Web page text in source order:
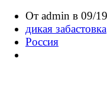
От admin в 09/
дикая забастовка
Россия